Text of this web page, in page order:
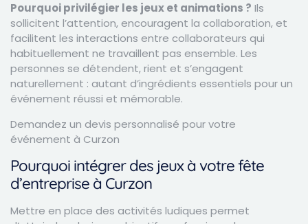
Pourquoi privilégier les jeux et animations ? Ils
sollicitent l’attention, encouragent la collaboration, et
facilitent les interactions entre collaborateurs qui
habituellement ne travaillent pas ensemble. Les
personnes se détendent, rient et s’engagent
naturellement : autant d’ingrédients essentiels pour un
événement réussi et mémorable.
Demandez un devis personnalisé pour votre
événement à Curzon
Pourquoi intégrer des jeux à votre fête
d’entreprise à Curzon
Mettre en place des activités ludiques permet